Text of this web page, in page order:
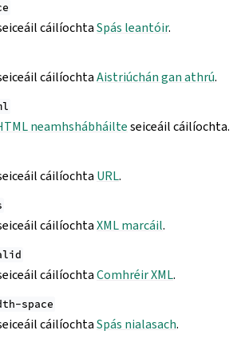
cáilíochtaSpás leantóir.
cáilíochtaAistriúchán gan athrú.
neamhshábháilteseiceáil cáilíochta.
cáilíochta URL.
cáilíochtaXML marcáil.
cáilíochtaComhréir XML.
space
cáilíochtaSpás nialasach.